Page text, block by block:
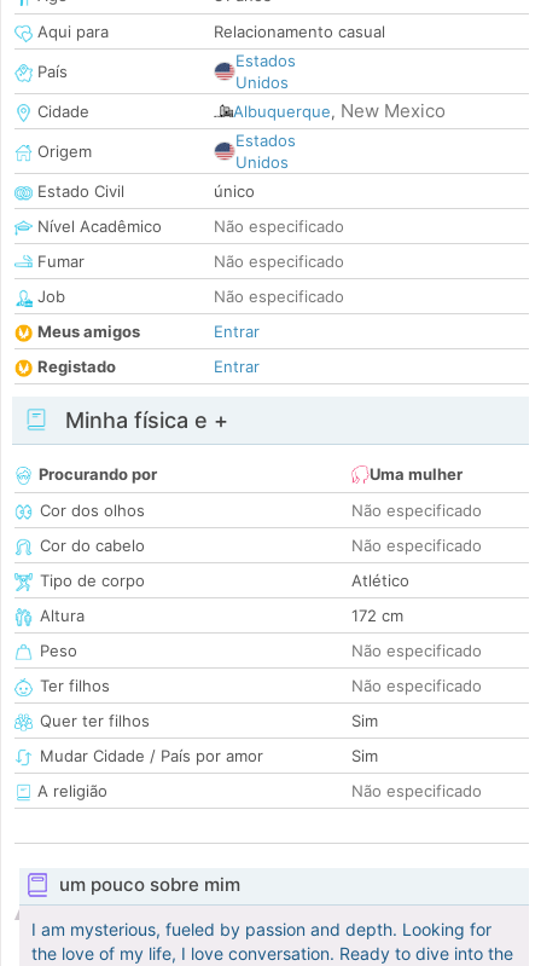
Aqui para
Relacionamento casual
País
Estados
Unidos
Cidade
Albuquerque, New Mexico
Origem
Estados
Unidos
Estado Civil
único
Nível Acadêmico
Não especificado
Fumar
Não especificado
Job
Não especificado
Meus amigos
Entrar
Registado
Entrar
Minha física e +
Procurando por
Uma mulher
Cor dos olhos
Não especificado
Cor do cabelo
Não especificado
Tipo de corpo
Atlético
Altura
172 cm
Peso
Não especificado
Ter filhos
Não especificado
Quer ter filhos
Sim
Mudar Cidade / País por amor
Sim
A religião
Não especificado
um pouco sobre mim
I am mysterious, fueled by passion and depth. Looking for
the love of my life, I love conversation. Ready to dive into the